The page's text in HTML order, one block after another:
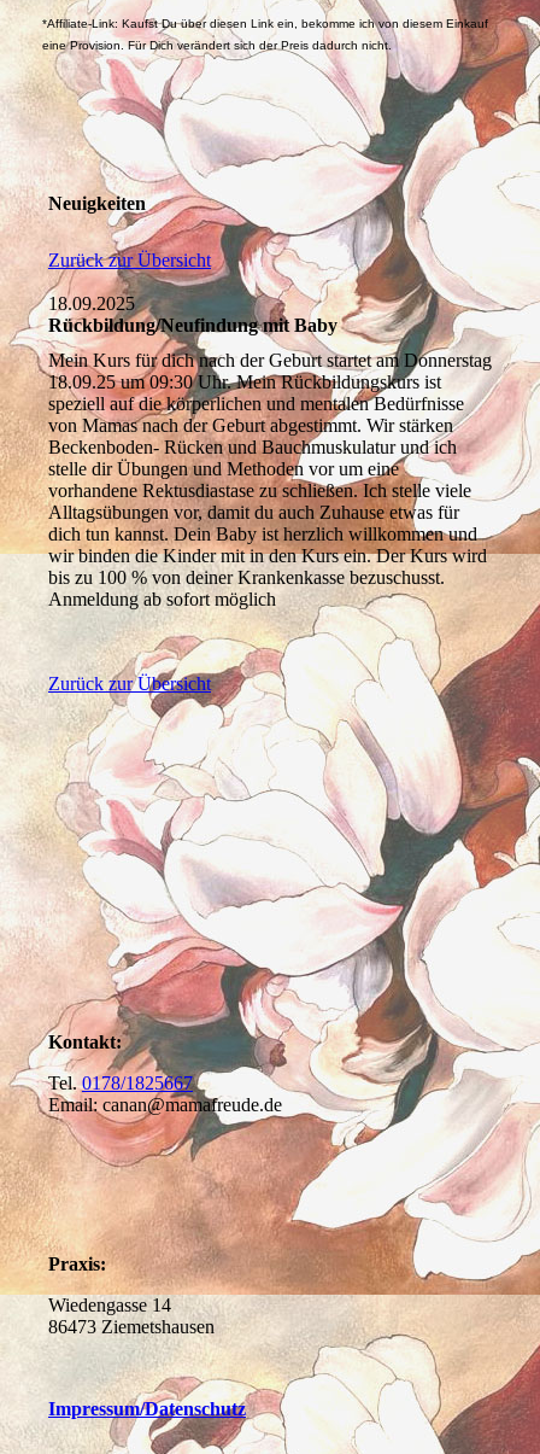
*Affiliate-Link: Kaufst Du über diesen Link ein, bekomme ich von diesem Einkauf
eine Provision. Für Dich verändert sich der Preis dadurch nicht.
Neuigkeiten
Zurück zur Übersicht
18.09.2025
Rückbildung/Neufindung mit Baby
Mein Kurs für dich nach der Geburt startet am Donnerstag
18.09.25 um 09:30 Uhr. Mein Rückbildungskurs ist
speziell auf die körperlichen und mentalen Bedürfnisse
von Mamas nach der Geburt abgestimmt. Wir stärken
Beckenboden- Rücken und Bauchmuskulatur und ich
stelle dir Übungen und Methoden vor um eine
vorhandene Rektusdiastase zu schließen. Ich stelle viele
Alltagsübungen vor, damit du auch Zuhause etwas für
dich tun kannst. Dein Baby ist herzlich willkommen und
wir binden die Kinder mit in den Kurs ein. Der Kurs wird
bis zu 100 % von deiner Krankenkasse bezuschusst.
Anmeldung ab sofort möglich
Zurück zur Übersicht
Kontakt:
Tel.0178/1825667
Email: canan@mamafreude.de
Praxis:
Wiedengasse 14
86473 Ziemetshausen
Impressum/Datenschutz